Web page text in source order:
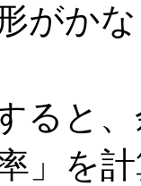
がか
と、
」を